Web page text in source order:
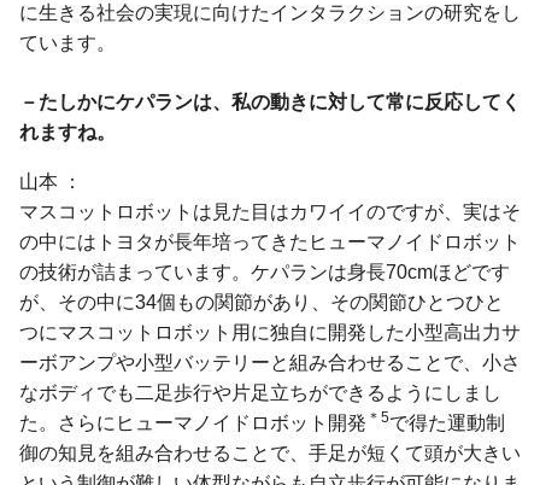
に生きる社会の実現に向けたインタラクションの研究をし
ています。
－たしかにケパランは、私の動きに対して常に反応してく
れますね。
山本
マスコットロボットは見た目はカワイイのですが、実はそ
の中にはトヨタが長年培ってきたヒューマノイドロボット
の技術が詰まっています。ケパランは身長70cmほどです
が、その中に34個もの関節があり、その関節ひとつひと
つにマスコットロボット用に独自に開発した小型高出力サ
ーボアンプや小型バッテリーと組み合わせることで、小さ
なボディでも二足歩行や片足立ちができるようにしまし
た。さらにヒューマノイドロボット開発 ＊5で得た運動制
御の知見を組み合わせることで、手足が短くて頭が大きい